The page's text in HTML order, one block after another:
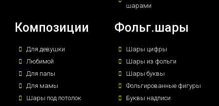
шарами
Композиции
Для девушки
Любимой
Для папы
Для мамы
Шары под потолок
Фольг.шары
Шары цифры
Шары из фольги
Шары буквы
Фольгированные фигуры
Буквы надписи